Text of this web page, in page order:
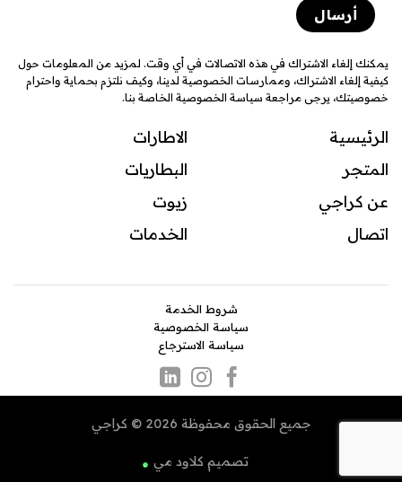
يمكنك إلغاء الاشتراك في هذه الاتصالات في أي وقت. لمزيد من المعلومات حول
كيفية إلغاء الاشتراك، وممارسات الخصوصية لدينا، وكيف نلتزم بحماية واحترام
خصوصيتك، يرجى مراجعة سياسة الخصوصية الخاصة بنا.
الرئيسية
المتجر
عن كراجي
اتصال
الاطارات
البطاريات
زيوت
الخدمات
شروط الخدمة
سياسة الخصوصية
سياسة الاسترجاع
جميع الحقوق محفوظة 2026 © كراجي
تصميم كلاود مي